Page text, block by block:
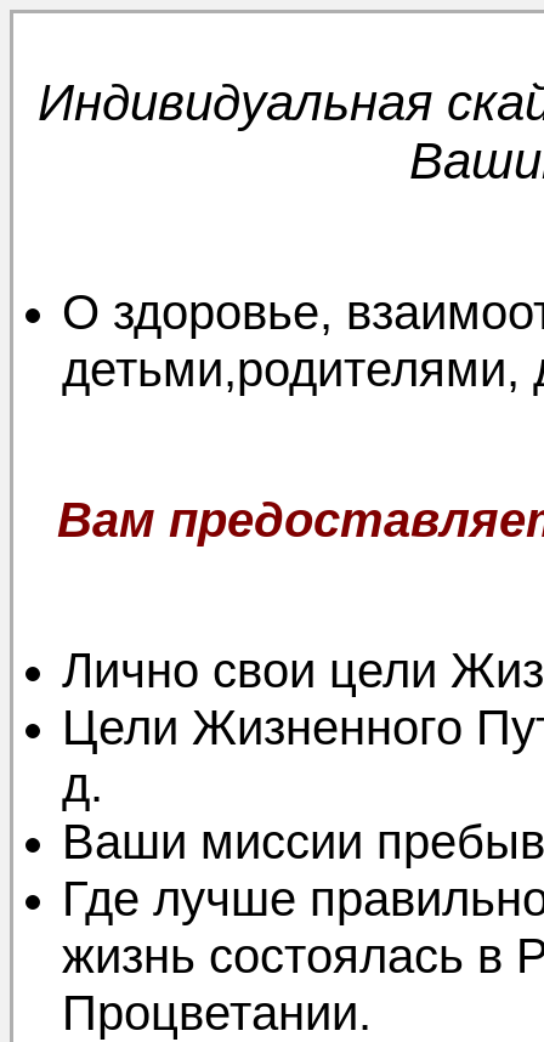
Индивидуальная
О здоровье,
Вам
Лично свои цели
Цели Жизненного
д.
Ваши миссии
Где лучше
жизнь состоялась в
Процветании.